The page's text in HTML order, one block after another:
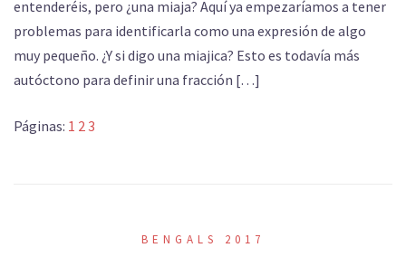
entenderéis, pero ¿una miaja? Aquí ya empezaríamos a tener
problemas para identificarla como una expresión de algo
muy pequeño. ¿Y si digo una miajica? Esto es todavía más
autóctono para definir una fracción […]
Páginas: 1 23
BENGALS 2017